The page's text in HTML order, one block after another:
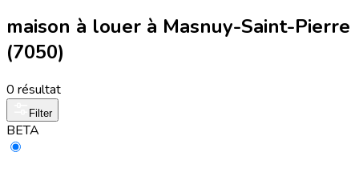
maison à louer à Masnuy-Saint-Pierre
(7050)
0 résultat
Filter
BETA